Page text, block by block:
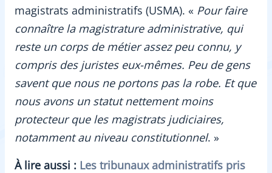
magistrats administratifs (USMA). « Pour faire
connaître la magistrature administrative, qui
reste un corps de métier assez peu connu, y
compris des juristes eux-mêmes. Peu de gens
savent que nous ne portons pas la robe. Et que
nous avons un statut nettement moins
protecteur que les magistrats judiciaires,
notamment au niveau constitutionnel. »
À lire aussi : Les tribunaux administratifs pris